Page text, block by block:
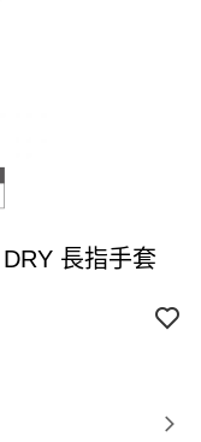
長指手套